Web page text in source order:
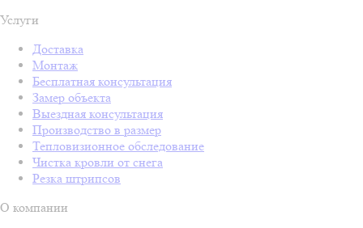
Услуги
Доставка
Монтаж
Бесплатная консультация
Замер объекта
Выездная консультация
Производство в размер
Тепловизионное обследование
Чистка кровли от снега
Резка штрипсов
О компании